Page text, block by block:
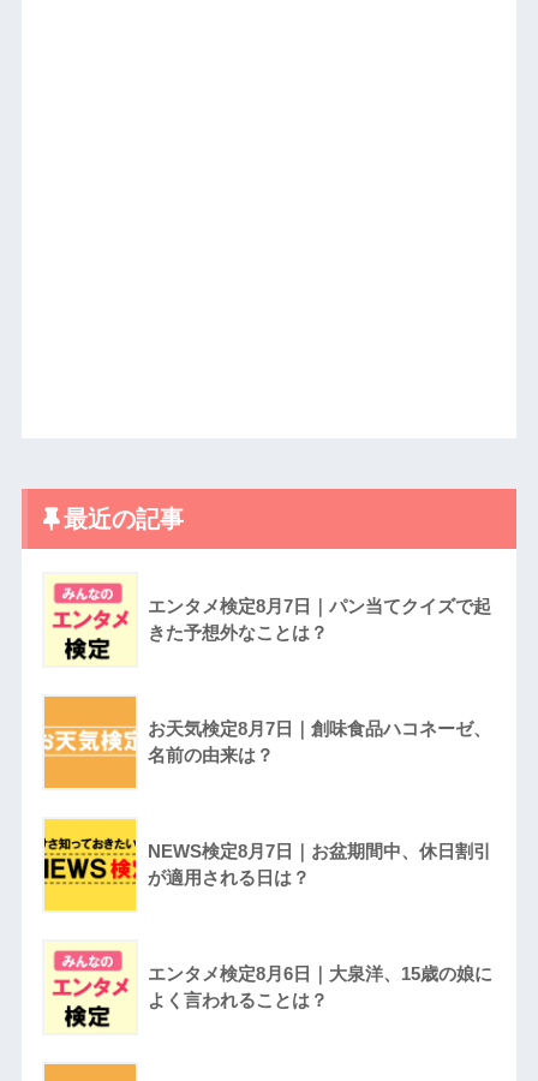
最近の記事
エンタメ検定8月7日｜パン当てクイズで起
きた予想外なことは？
お天気検定8月7日｜創味食品ハコネーゼ、
名前の由来は？
NEWS検定8月7日｜お盆期間中、休日割引
が適用される日は？
エンタメ検定8月6日｜大泉洋、15歳の娘に
よく言われることは？